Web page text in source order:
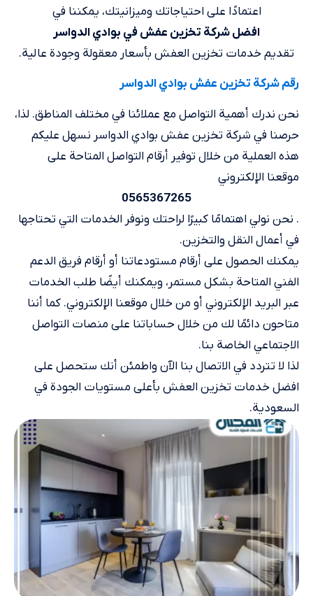
اعتمادًا على احتياجاتك وميزانيتك، يمكننا في
افضل شركة تخزين عفش في بوادي الدواسر
تقديم خدمات تخزين العفش بأسعار معقولة وجودة عالية.
رقم شركة تخزين عفش بوادي الدواسر
نحن ندرك أهمية التواصل مع عملائنا في مختلف المناطق. لذا،
حرصنا في شركة تخزين عفش بوادي الدواسر نسهل عليكم
هذه العملية من خلال توفير أرقام التواصل المتاحة على
موقعنا الإلكتروني
0565367265
. نحن نولي اهتمامًا كبيرًا لراحتك ونوفر الخدمات التي تحتاجها
في أعمال النقل والتخزين.
يمكنك الحصول على أرقام مستودعاتنا أو أرقام فريق الدعم
الفني المتاحة بشكل مستمر، ويمكنك أيضًا طلب الخدمات
عبر البريد الإلكتروني أو من خلال موقعنا الإلكتروني. كما أننا
متاحون دائمًا لك من خلال حساباتنا على منصات التواصل
الاجتماعي الخاصة بنا.
لذا لا تتردد في الاتصال بنا الآن واطمئن أنك ستحصل على
افضل خدمات تخزين العفش بأعلى مستويات الجودة في
السعودية.